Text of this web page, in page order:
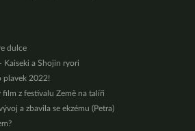
dulce
Kaiseki a Shojin ryori
plavek 2022!
z festivalu Země na talíři
a zbavila se ekzému (Petra)